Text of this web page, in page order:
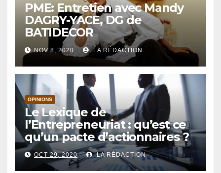
PME: Entretien avec Mandy
DAGRY-YACE, DG de
BATIDECOR
NOV 8, 2020 LA RÉDACTION
OPINIONS
Le Lexique de
l’Entrepreneuriat : qu’est ce
qu’un pacte d’actionnaires ?
OCT 29, 2020 LA RÉDACTION